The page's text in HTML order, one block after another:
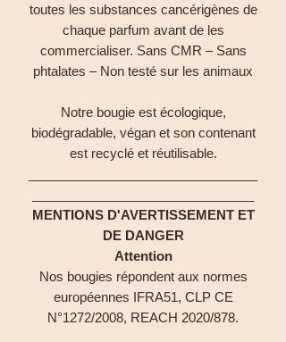
toutes les substances cancérigènes de
chaque parfum avant de les
commercialiser. Sans CMR – Sans
phtalates – Non testé sur les animaux
Notre bougie est écologique,
biodégradable, végan et son contenant
est recyclé et réutilisable.
MENTIONS D'AVERTISSEMENT ET
DE DANGER
Attention
Nos bougies répondent aux normes
européennes IFRA51, CLP CE
N°1272/2008, REACH 2020/878.